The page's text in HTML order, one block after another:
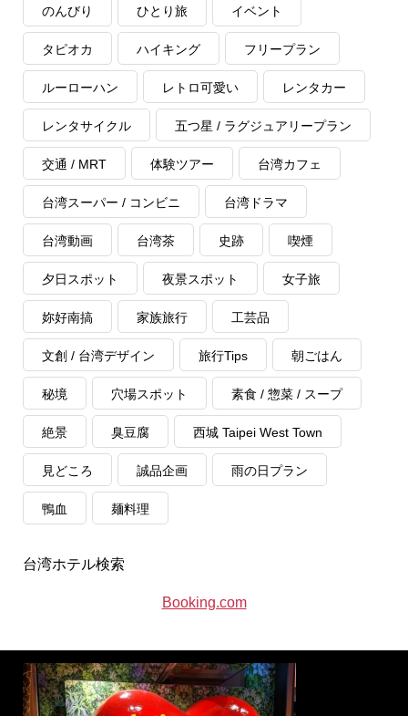
のんびり ひとり旅 イベント
タピオカ ハイキング フリープラン
ルーローハン レトロ可愛い レンタカー
レンタサイクル 五つ星 / ラグジュアリープラン
交通 / MRT 体験ツアー 台湾カフェ
台湾スーパー / コンビニ 台湾ドラマ
台湾動画 台湾茶 史跡 喫煙
夕日スポット 夜景スポット 女子旅
妳好南搞 家族旅行 工芸品
文創 / 台湾デザイン 旅行Tips 朝ごはん
秘境 穴場スポット 素食 / 惣菜 / スープ
絶景 臭豆腐 西城 Taipei West Town
見どころ 誠品企画 雨の日プラン
鴨血 麺料理
台湾ホテル検索
Booking.com